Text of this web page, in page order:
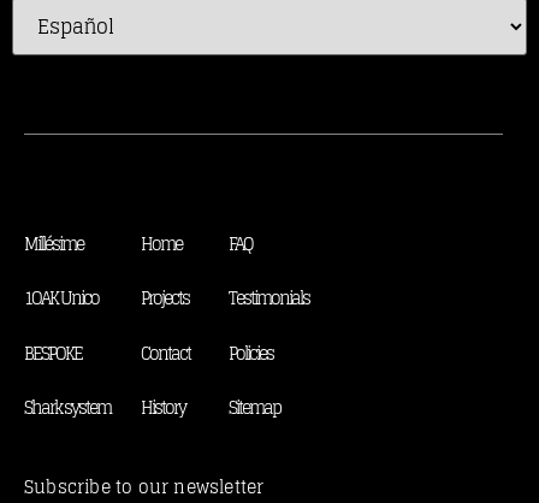
Millésime
1OAK Unico
BESPOKE
Shark system
Home
Projects
Contact
History
FAQ
Testimonials
Policies
Sitemap
Subscribe to our newsletter